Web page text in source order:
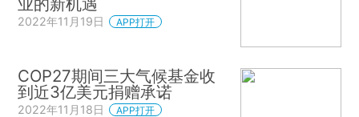
2022年11月19日 APP打开
COP27期间三大气候基金收
到近3亿美元捐赠承诺
2022年11月18日 APP打开